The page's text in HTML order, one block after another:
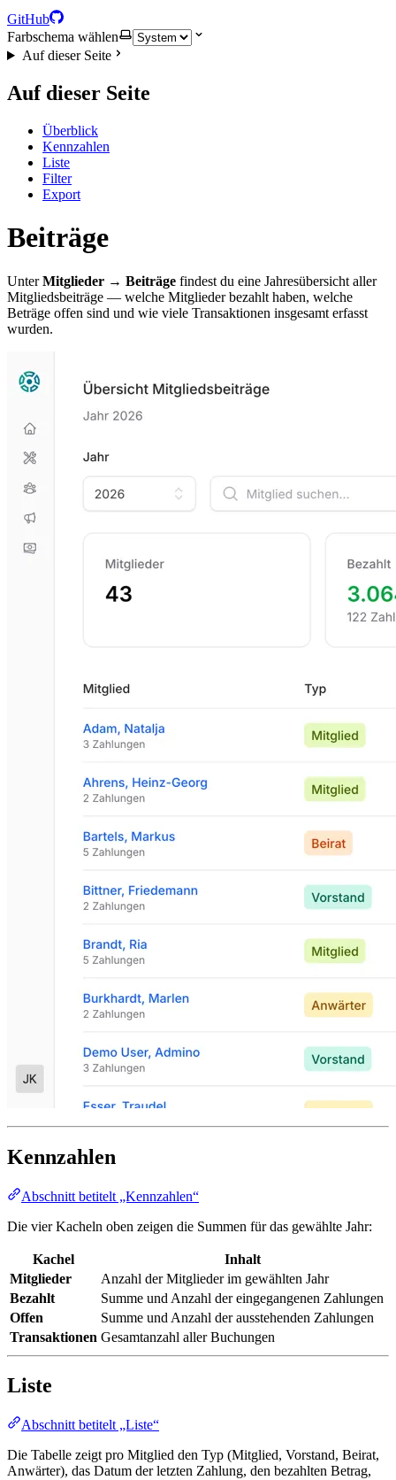
GitHub
Farbschema wählen
Auf dieser Seite
Auf dieser Seite
Überblick
Kennzahlen
Liste
Filter
Export
Beiträge
UnterMitglieder → Beiträge findest du eine Jahresübersicht aller
Mitgliedsbeiträge — welche Mitglieder bezahlt haben, welche
Beträge offen sind und wie viele Transaktionen insgesamt erfasst
wurden.
Kennzahlen
Abschnitt betitelt „Kennzahlen“
Die vier Kacheln oben zeigen die Summen für das gewählte Jahr:
Kachel
Inhalt
Mitglieder
Anzahl der Mitglieder im gewählten Jahr
Bezahlt
Summe und Anzahl der eingegangenen Zahlungen
Offen
Summe und Anzahl der ausstehenden Zahlungen
Transaktionen Gesamtanzahl aller Buchungen
Liste
Abschnitt betitelt „Liste“
Die Tabelle zeigt pro Mitglied den Typ (Mitglied, Vorstand, Beirat,
Anwärter), das Datum der letzten Zahlung, den bezahlten Betrag,